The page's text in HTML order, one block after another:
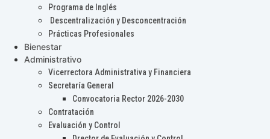
Programa de Inglés
Descentralización y Desconcentración
Prácticas Profesionales
Bienestar
Administrativo
Vicerrectora Administrativa y Financiera
Secretaría General
Convocatoria Rector 2026-2030
Contratación
Evaluación y Control